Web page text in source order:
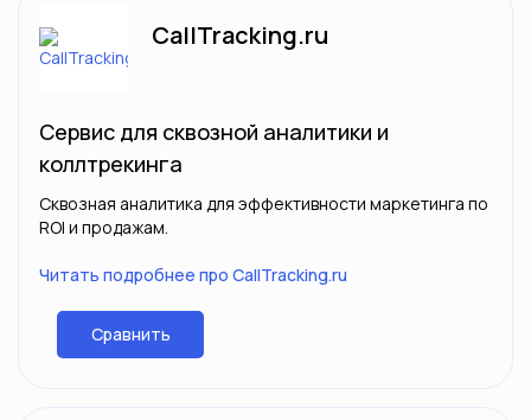
CallTracking.ru
Сервис для сквозной аналитики и
коллтрекинга
Сквозная аналитика для эффективности маркетинга по
ROI и продажам.
Читать подробнее про CallTracking.ru
Сравнить